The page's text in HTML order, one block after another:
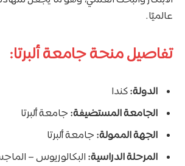
عالميًا.
تفاصيل منحة جامعة ألبرتا:
الدولة:كندا
الجامعة المستضيفة: جامعة ألبرتا
الجهة الممولة: جامعة ألبرتا
المرحلة الدراسية: البكالوريوس –